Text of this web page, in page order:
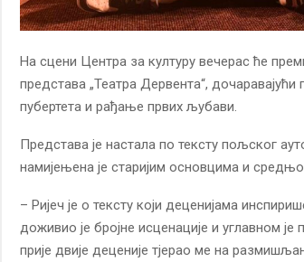
На сцени Центра за културу вечерас ће
представа „Театра Дервента“,
пубертета и рађање првих љубави.
Представа је настала по тексту пољског
намијењена је старијим основцима и
– Ријеч је о тексту који деценијама
доживио је бројне исценације и углавном
прије двије деценије тјерао ме на